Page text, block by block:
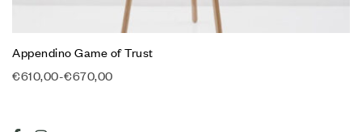
Appendino Game of Trust
€610,00-€670,00